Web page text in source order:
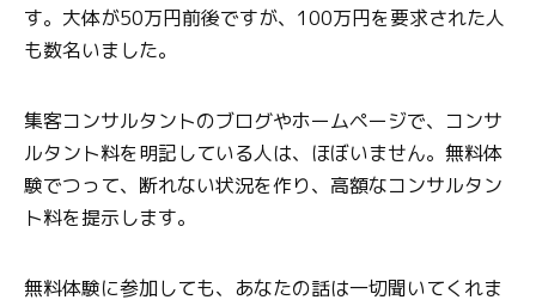
す。大体が50万円前後ですが、100万円を要求された人
も数名いました。
集客コンサルタントのブログやホームページで、コンサ
ルタント料を明記している人は、ほぼいません。無料体
験でつって、断れない状況を作り、高額なコンサルタン
ト料を提示します。
無料体験に参加しても、あなたの話は一切聞いてくれま